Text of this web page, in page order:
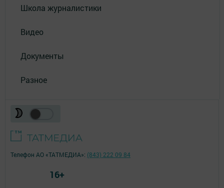
Школа журналистики
Видео
Документы
Разное
Телефон АО «ТАТМЕДИА»: (843) 222 09 84
16+